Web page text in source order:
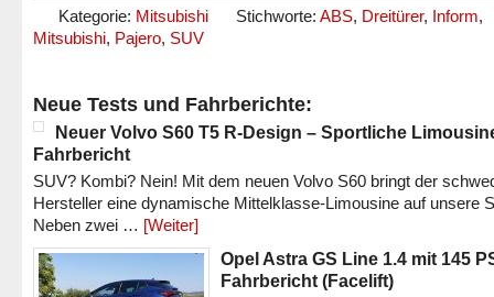
Kategorie: Mitsubishi Stichworte: ABS, Dreitürer, Inform,
Mitsubishi, Pajero, SUV
Neue Tests und Fahrberichte:
Neuer Volvo S60 T5 R-Design – Sportliche
Fahrbericht
SUV? Kombi? Nein! Mit dem neuen Volvo S60 bringt der
Hersteller eine dynamische Mittelklasse-Limousine auf unsere
Neben zwei … [Weiter]
Opel Astra GS Line 1.4 mit 145
Fahrbericht (Facelift)